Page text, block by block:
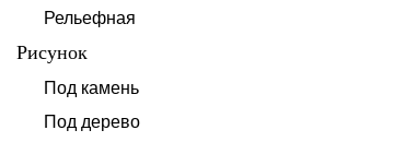
Рельефная
Рисунок
Под камень
Под дерево